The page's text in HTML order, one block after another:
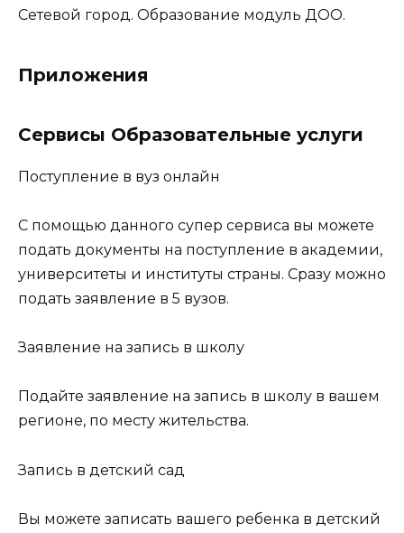
Сетевой город. Образование модуль ДОО.
Приложения
Сервисы Образовательные услуги
Поступление в вуз онлайн
С помощью данного супер сервиса вы можете
подать документы на поступление в академии,
университеты и институты страны. Сразу можно
подать заявление в 5 вузов.
Заявление на запись в школу
Подайте заявление на запись в школу в вашем
регионе, по месту жительства.
Запись в детский сад
Вы можете записать вашего ребенка в детский